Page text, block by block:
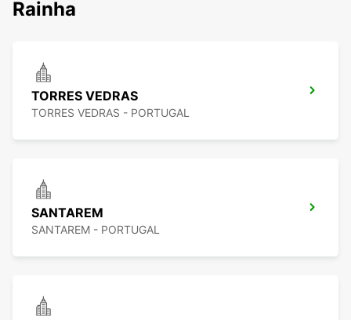
Rainha
TORRES VEDRAS
TORRES VEDRAS - PORTUGAL
SANTAREM
SANTAREM - PORTUGAL